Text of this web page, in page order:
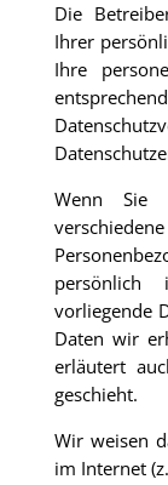
Die
Ihrer
Ihre
Wenn Sie
persönlich
vorliegende
Daten wir
erläutert
geschieht.
Wir weisen
im Internet